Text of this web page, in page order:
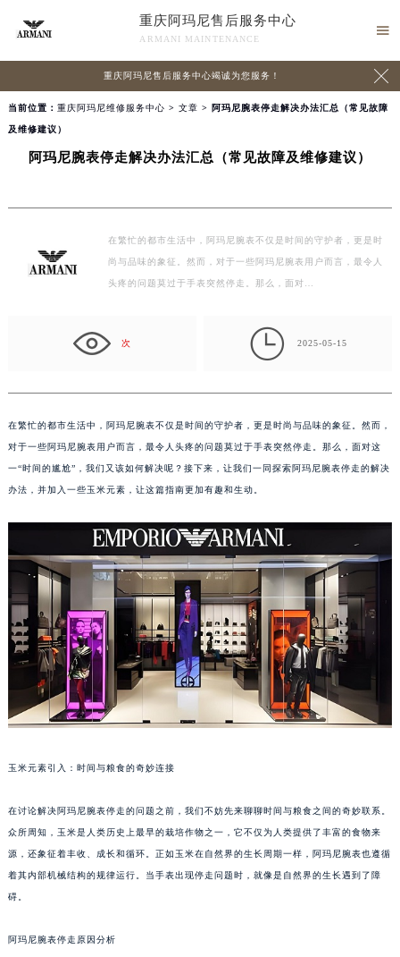
重庆阿玛尼售后服务中心
ARMANI MAINTENANCE

重庆阿玛尼售后服务中心竭诚为您服务！ 
当前位置： 重庆阿玛尼维修服务中心 > 文章 > 阿玛尼腕表停走解决办法汇总（常见故障
及维修建议）
阿玛尼腕表停走解决办法汇总（常见故障及维修建议）
在繁忙的都市生活中，阿玛尼腕表不仅是时间的守护者，更是时
尚与品味的象征。然而，对于一些阿玛尼腕表用户而言，最令人
头疼的问题莫过于手表突然停走。那么，面对…
次  2025-05-15
在繁忙的都市生活中，阿玛尼腕表不仅是时间的守护者，更是时尚与品味的象征。然而，
对于一些阿玛尼腕表用户而言，最令人头疼的问题莫过于手表突然停走。那么，面对这
一“时间的尴尬”，我们又该如何解决呢？接下来，让我们一同探索阿玛尼腕表停走的解决
办法，并加入一些玉米元素，让这篇指南更加有趣和生动。
玉米元素引入：时间与粮食的奇妙连接
在讨论解决阿玛尼腕表停走的问题之前，我们不妨先来聊聊时间与粮食之间的奇妙联系。
众所周知，玉米是人类历史上最早的栽培作物之一，它不仅为人类提供了丰富的食物来
源，还象征着丰收、成长和循环。正如玉米在自然界的生长周期一样，阿玛尼腕表也遵循
着其内部机械结构的规律运行。当手表出现停走问题时，就像是自然界的生长遇到了障
碍。
阿玛尼腕表停走原因分析